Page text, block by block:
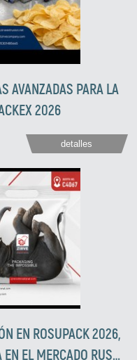
AVANZADAS PARA LA
2026
detalles
EN ROSUPACK 2026,
EL MERCADO RUSO